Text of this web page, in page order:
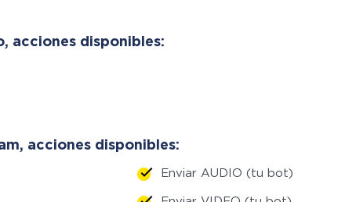
acciones disponibles:
acciones disponibles:
Enviar AUDIO (tu bot)